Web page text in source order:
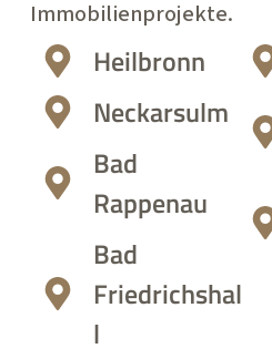
Immobilienprojekte.
Heilbronn
Neckarsulm
Bad
Rappenau
Bad
Friedrichshal
l